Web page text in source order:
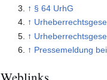
↑ § 64 UrhG
↑
↑
↑ Pressemeldung